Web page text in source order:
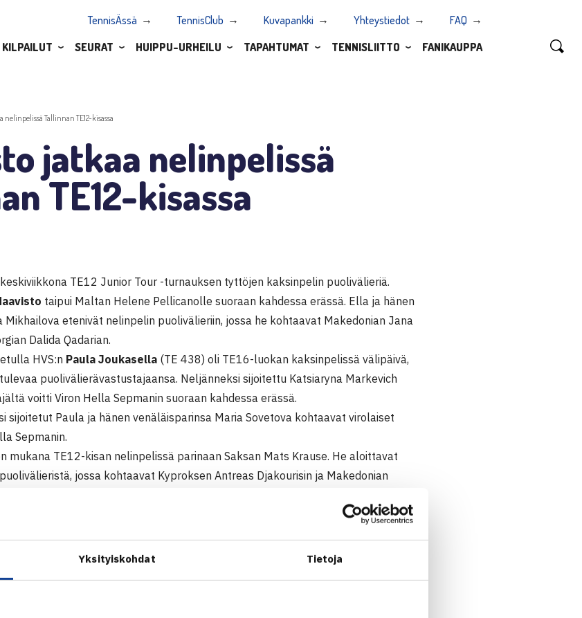
Yksityiskohdat Tietoja
TennisÄssä TennisClub Kuvapankki Yhteystiedot
FAQ
KILPAILUT SEURAT HUIPPU-URHEILU TAPAHTUMAT TENNISLIITTO FANIKAUPPA
nelinpelissä Tallinnan TE12-kisassa
jatkaa nelinpelissä
TE12-kisassa
TE12 Junior Tour -turnauksen tyttöjen kaksinpelin puolivälieriä.
taipui Maltan Helene Pellicanolle suoraan kahdessa erässä. Ella ja hänen
Mikhailova etenivät nelinpelin puolivälieriin, jossa he kohtaavat Makedonian Jana
Dalida Qadarian.
HVS:n Paula Joukasella (TE 438) oli TE16-luokan kaksinpelissä välipäivä,
puolivälierävastustajaansa. Neljänneksi sijoitettu Katsiaryna Markevich
voitti Viron Hella Sepmanin suoraan kahdessa erässä.
sijoitetut Paula ja hänen venäläisparinsa Maria Sovetova kohtaavat virolaiset
Sepmanin.
mukana TE12-kisan nelinpelissä parinaan Saksan Mats Krause. He aloittavat
jossa kohtaavat Kyproksen Antreas Djakourisin ja Makedonian